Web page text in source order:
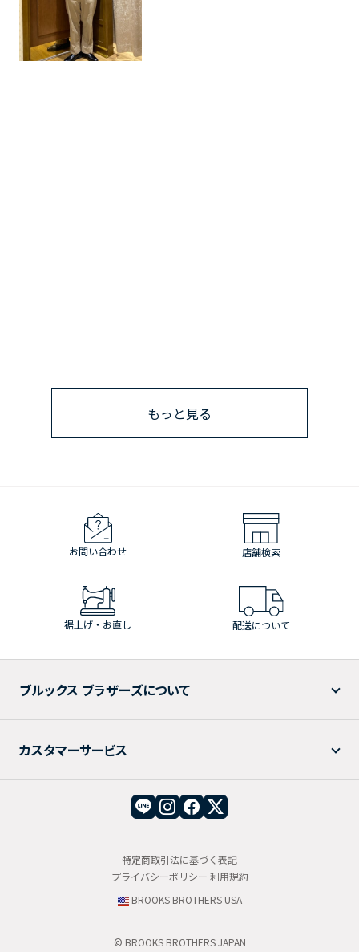
もっと見る
お問い合わせ 店舗検索
裾上げ・お直し 配送について
ブルックス ブラザーズについて
カスタマーサービス
特定商取引法に基づく表記
プライバシーポリシー 利用規約
BROOKS BROTHERS USA
© BROOKS BROTHERS JAPAN